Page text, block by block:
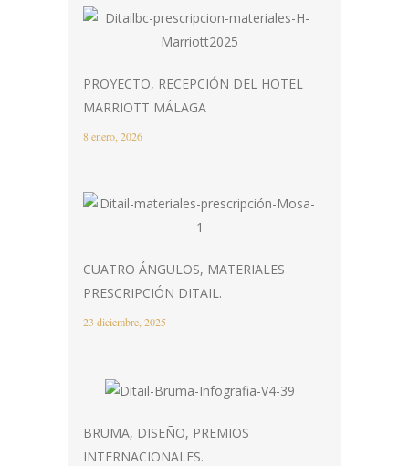
PROYECTO, RECEPCIÓN DEL HOTEL
MARRIOTT MÁLAGA
8 enero, 2026
CUATRO ÁNGULOS, MATERIALES
PRESCRIPCIÓN DITAIL.
23 diciembre, 2025
BRUMA, DISEÑO, PREMIOS
INTERNACIONALES.